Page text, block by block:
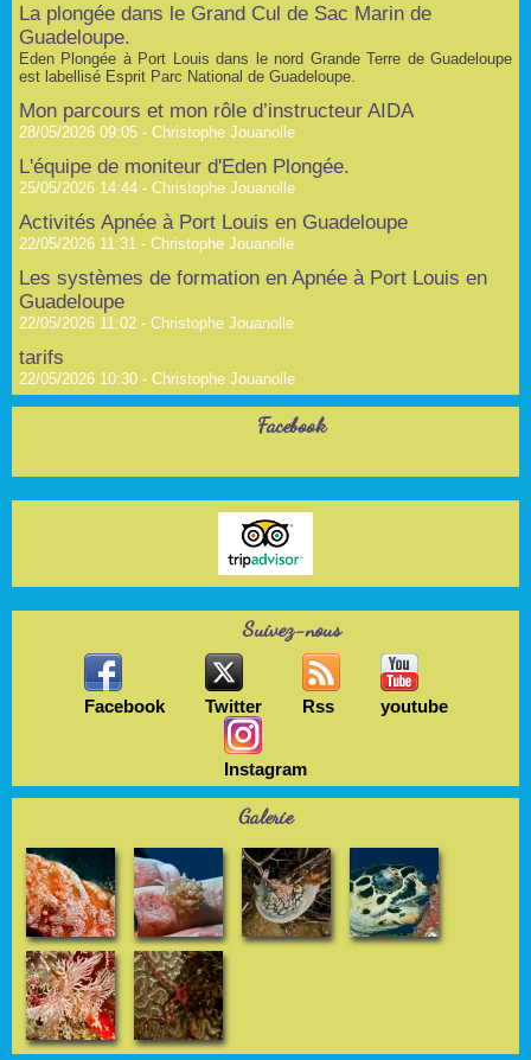
La plongée dans le Grand Cul de Sac Marin de
Guadeloupe.
Eden Plongée à Port Louis dans le nord Grande Terre de Guadeloupe
est labellisé Esprit Parc National de Guadeloupe.
Mon parcours et mon rôle d’instructeur AIDA
28/05/2026 09:05 - Christophe Jouanolle
L'équipe de moniteur d'Eden Plongée.
25/05/2026 14:44 - Christophe Jouanolle
Activités Apnée à Port Louis en Guadeloupe
22/05/2026 11:31 - Christophe Jouanolle
Les systèmes de formation en Apnée à Port Louis en
Guadeloupe
22/05/2026 11:02 - Christophe Jouanolle
tarifs
22/05/2026 10:30 - Christophe Jouanolle
Facebook
Suivez-nous
Facebook Twitter Rss youtube
Instagram
Galerie